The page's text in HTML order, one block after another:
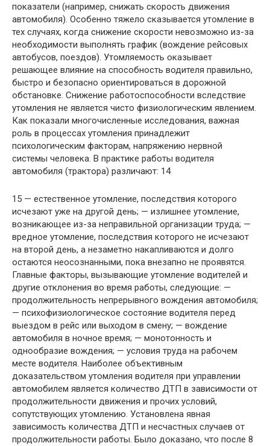
показатели (например, снижать скорость движения
автомобиля). Особенно тяжело сказывается утомление в
тех случаях, когда снижение скорости невозможно из-за
необходимости выполнять график (вождение рейсовых
автобусов, поездов). Утомляемость оказывает
решающее влияние на способность водителя правильно,
быстро и безопасно ориентироваться в дорожной
обстановке. Снижение работоспособности вследствие
утомления не является чисто физиологическим явлением.
Как показали многочисленные исследования, важная
роль в процессах утомления принадлежит
психологическим факторам, напряжению нервной
системы человека. В практике работы водителя
автомобиля (трактора) различают: 14
15 — естественное утомление, последствия которого
исчезают уже на другой день; — излишнее утомление,
возникающее из-за неправильной организации труда; —
вредное утомление, последствия которого не исчезают
на второй день, а незаметно накапливаются и долго
остаются неосознанными, пока внезапно не проявятся.
Главные факторы, вызывающие утомление водителей и
другие отклонения во время работы, следующие: —
продолжительность непрерывного вождения автомобиля;
— психофизиологическое состояние водителя перед
выездом в рейс или выходом в смену; — вождение
автомобиля в ночное время; — монотонность и
однообразие вождения; — условия труда на рабочем
месте водителя. Наиболее объективным
доказательством утомления водителя при управлении
автомобилем является количество ДТП в зависимости от
продолжительности движения и прочих условий,
сопутствующих утомлению. Установлена явная
зависимость количества ДТП и несчастных случаев от
продолжительности работы. Было доказано, что после 8